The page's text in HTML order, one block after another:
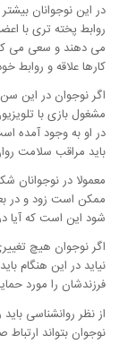
در این نوجوانان
روابط پخته تری با
می دهند و سعی می
کارها علاقه و
اگر نوجوان در این
مشغول بازی با
در او به وجود آمده
باید مراقب سلامت
معمولا در نوجوانان
ممکن است زود و در
شود این است که آیا
اگر نوجوان هیچ
نیاید در این هنگام
فرزندشان را مورد
از نظر روانشناسی
نوجوان بتواند